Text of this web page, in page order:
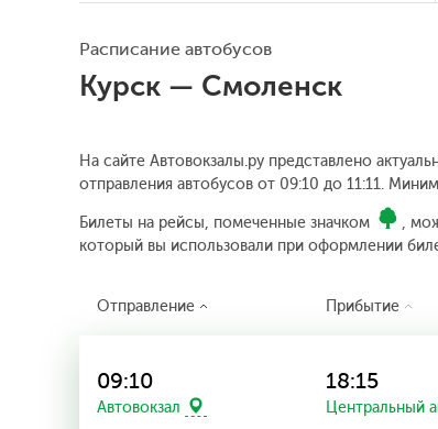
Расписание автобусов
Курск — Смоленск
На сайте Автовокзалы.ру представлено
отправления автобусов от 09:10 до 11:11.
Билеты на рейсы, помеченные значком
,
который вы использовали при оформлении
Отправление Прибытие
09:10
Автовокзал
18:15
Центральный